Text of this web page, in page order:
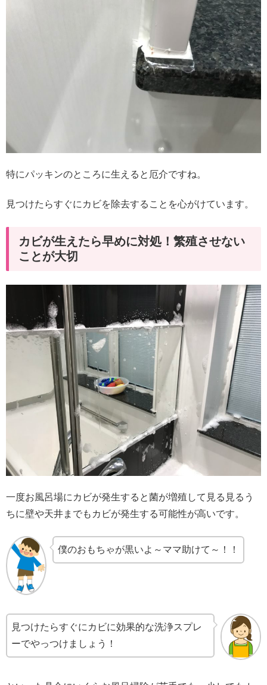
特にパッキンのところに生えると厄介ですね。
見つけたらすぐにカビを除去することを心がけています。
カビが生えたら早めに対処！繁殖させない
ことが大切
一度お風呂場にカビが発生すると菌が増殖して見る見るう
ちに壁や天井までもカビが発生する可能性が高いです。
僕のおもちゃが黒いよ～ママ助けて～！！
見つけたらすぐにカビに効果的な洗浄スプレ
ーでやっつけましょう！